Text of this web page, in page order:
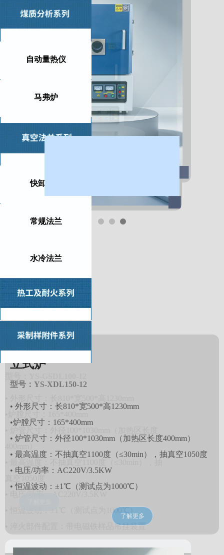
自动量热仪
马弗炉
快卸法兰
常规法兰
水冷法兰
立式炉
型号：YS-XDL150-12
• 外形尺寸：长810*宽500*高1230mm
•炉膛尺寸：165*400mm
• 炉管尺寸：外径100*1030mm（加热区长度400mm）
• 最高温度：不抽真空1100度（≤30min），抽真空1050度
• 电压/功率：AC220V/3.5KW
• 恒温波动：±1℃（测试点为1000℃）
了解更多